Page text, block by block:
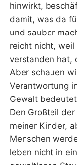
hinwirkt,
damit, was da
und sauber
reicht nicht, weil
verstanden hat,
Aber schauen
Verantwortung
Gewalt
Den Großteil
meiner Kinder,
Menschen
leben nicht in